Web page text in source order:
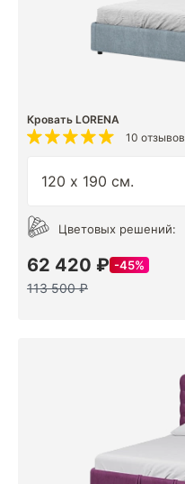
Кровать LORENA
10 отзывов
Цветовых решений:
62 420 ₽ 45%
113 500 ₽